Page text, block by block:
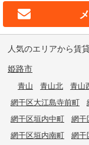
人気のエリアから賃
姫路市
青山 青山北 青山
網干区大江島寺前町
網干区垣内中町
網干
網干区垣内南町
網干